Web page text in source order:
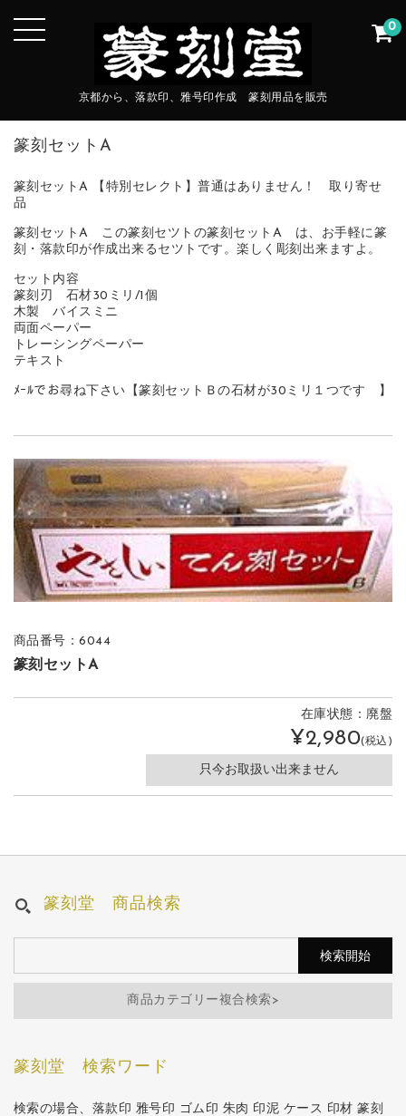
京都から、落款印、雅号印作成 篆刻用品を販売
0
篆刻セットA
篆刻セットA 【特別セレクト】普通はありません！ 取り寄せ
品
篆刻セットA この篆刻セツトの篆刻セットA は、お手軽に篆
刻・落款印が作成出来るセツトです。楽しく彫刻出来ますよ。
セット内容
篆刻刃 石材30ミリ/1個
木製 バイスミニ
両面ペーパー
トレーシングペーパー
テキスト
ﾒｰﾙでお尋ね下さい【篆刻セットＢの石材が30ミリ１つです 】
商品番号：6044
篆刻セットA
在庫状態：廃盤
¥2,980(税込)
只今お取扱い出来ません
篆刻堂 商品検索
商品カテゴリー複合検索>
篆刻堂 検索ワード
検索の場合、落款印 雅号印 ゴム印 朱肉 印泥 ケース 印材 篆刻